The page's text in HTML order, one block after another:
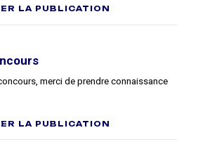
LA PUBLICATION
merci de prendre connaissance
LA PUBLICATION